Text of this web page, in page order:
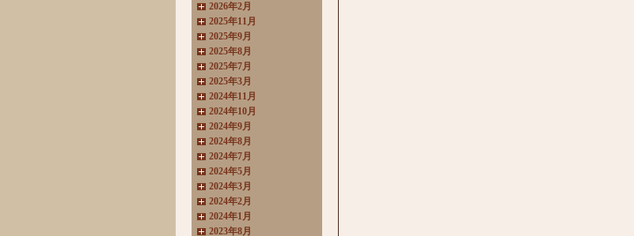
2026年2月
2025年11月
2025年9月
2025年8月
2025年7月
2025年3月
2024年11月
2024年10月
2024年9月
2024年8月
2024年7月
2024年5月
2024年3月
2024年2月
2024年1月
2023年8月